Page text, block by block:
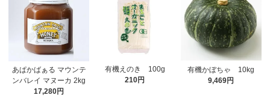
あぱかばぁる マウンテ
ンバレイ マヌーカ 2kg
17,280円
有機えのき 100g
210円
有機かぼちゃ 10kg
9,469円